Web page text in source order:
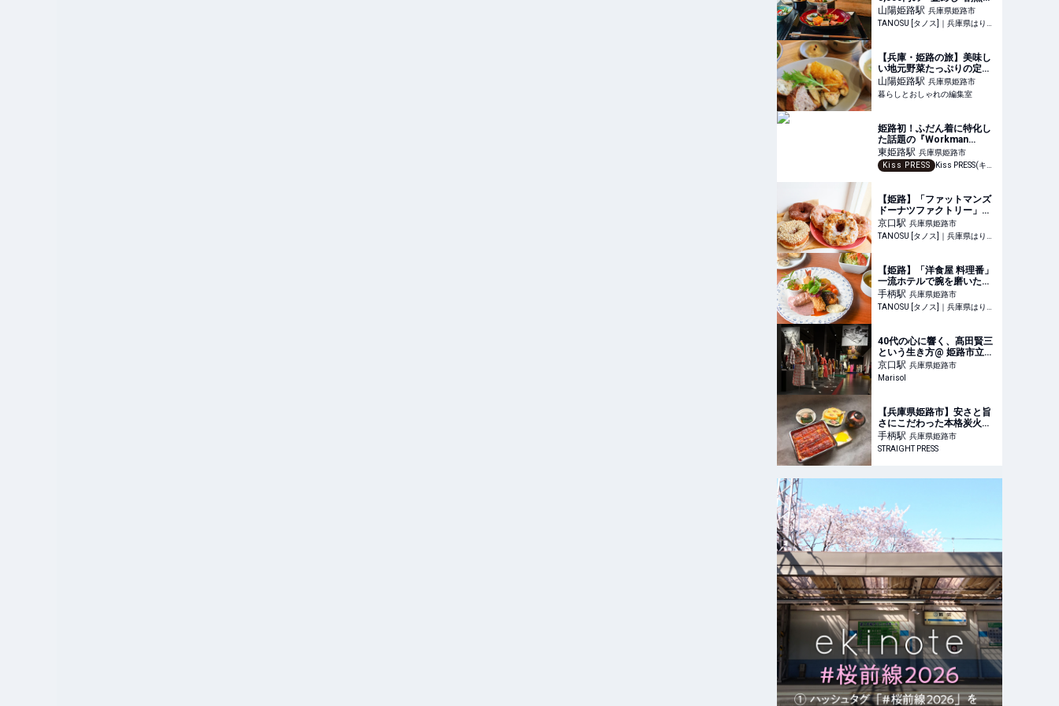
ンチ」でプチ贅沢を♪お酒と
のペアリングも
山陽姫路駅 兵庫県姫路市
TANOSU [タノス]｜兵庫県はりまエリアの地域情報サイト
【兵庫・姫路の旅】美味し
い地元野菜たっぷりの定食
が味わえる落ち着ける空間
「まちの食堂 羊雲」 | 暮ら
しとおしゃれの編集室
山陽姫路駅 兵庫県姫路市
暮らしとおしゃれの編集室
姫路初！ふだん着に特化し
た話題の『Workman
Colors 東姫路店』を体験
してきました♪
東姫路駅 兵庫県姫路市
Kiss PRESS
Kiss PRESS(キッスプレス) | 街を、もっと楽しもう
【姫路】「ファットマンズ
ドーナツファクトリー」オ
ープン！ふわもち食感のグ
レーズドドーナツ専門店
京口駅 兵庫県姫路市
TANOSU [タノス]｜兵庫県はりまエリアの地域情報サイト
【姫路】「洋食屋 料理番」
一流ホテルで腕を磨いたシ
ェフの絶品料理を♪日替わり
ランチにデザートも
手柄駅 兵庫県姫路市
TANOSU [タノス]｜兵庫県はりまエリアの地域情報サイト
40代の心に響く、髙田賢三
という生き方@ 姫路市立美
術館
京口駅 兵庫県姫路市
Marisol
【兵庫県姫路市】安さと旨
さにこだわった本格炭火う
なぎの店「うなぎ道場」が
オープン
手柄駅 兵庫県姫路市
STRAIGHT PRESS